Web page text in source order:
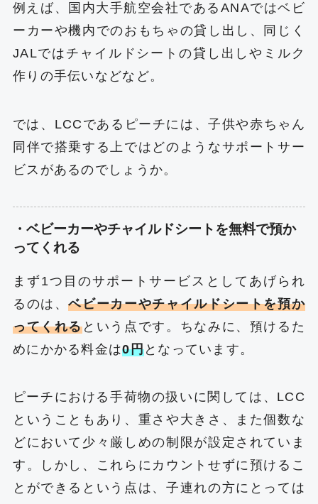
例えば、国内大手航空会社であるANAではベビ
ーカーや機内でのおもちゃの貸し出し、同じく
JALではチャイルドシートの貸し出しやミルク
作りの手伝いなどなど。
では、LCCであるピーチには、子供や赤ちゃん
同伴で搭乗する上ではどのようなサポートサー
ビスがあるのでしょうか。
・ベビーカーやチャイルドシートを無料で預か
ってくれる
まず1つ目のサポートサービスとしてあげられ
るのは、ベビーカーやチャイルドシートを預か
ってくれるという点です。ちなみに、預けるた
めにかかる料金は0円となっています。
ピーチにおける手荷物の扱いに関しては、LCC
ということもあり、重さや大きさ、また個数な
どにおいて少々厳しめの制限が設定されていま
す。しかし、これらにカウントせずに預けるこ
とができるという点は、子連れの方にとっては